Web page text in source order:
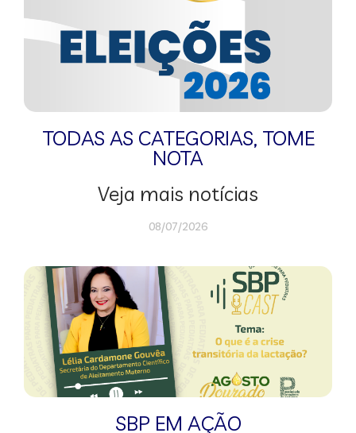
TODAS AS CATEGORIAS, TOME
NOTA
Veja mais notícias
08/07/2026
SBP EM AÇÃO